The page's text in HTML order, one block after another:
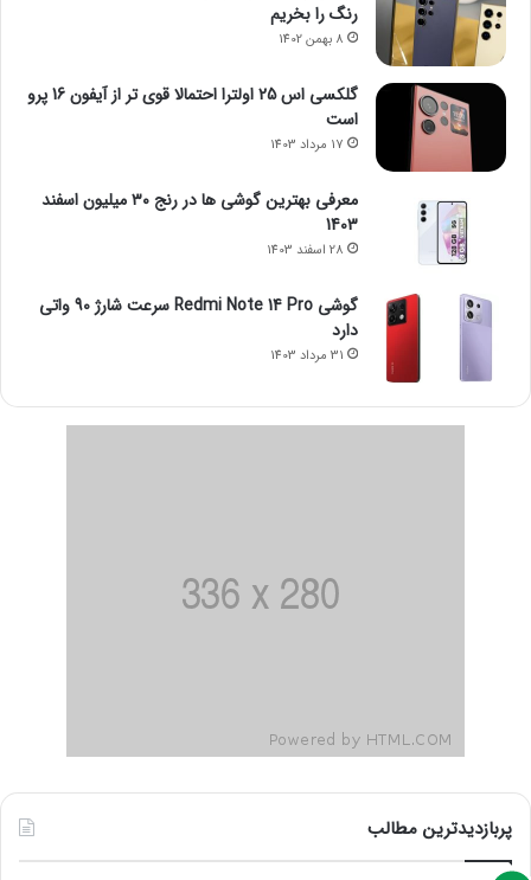
رنگ را بخریم
8 بهمن 1402
گلکسی اس 25 اولترا احتمالا قوی تر از آیفون 16 پرو
است
17 مرداد 1403
معرفی بهترین گوشی ها در رنج ۳۰ میلیون اسفند
1403
28 اسفند 1403
گوشی Redmi Note 14 Pro سرعت شارژ 90 واتی
دارد
31 مرداد 1403
پربازدیدترین مطالب